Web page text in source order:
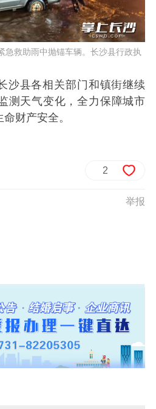
急救助雨中抛锚车辆。长沙县行政执
沙县各相关部门和镇街继续
测天气变化，全力保障城市
财产安全。
2
举报